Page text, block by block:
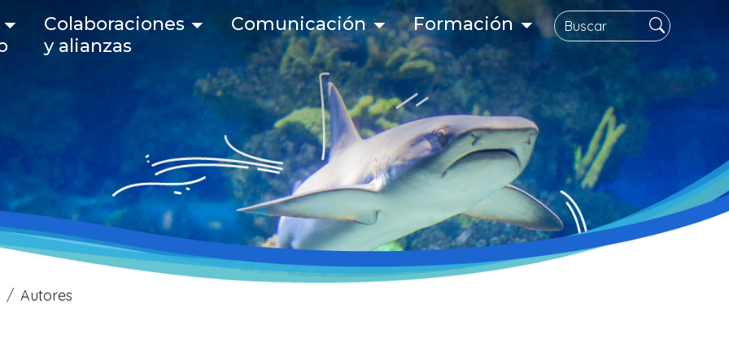
navigation
Colaboraciones
y alianzas
Comunicación Formación Search
Autores